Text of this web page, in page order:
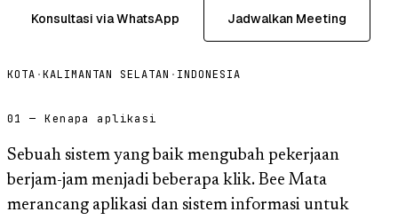
Konsultasi via WhatsApp Jadwalkan Meeting
KOTA ·KALIMANTAN SELATAN · INDONESIA
01 — Kenapa aplikasi
Sebuah sistem yang baik mengubah pekerjaan
berjam-jam menjadi beberapa klik. Bee Mata
merancang aplikasi dan sistem informasi untuk